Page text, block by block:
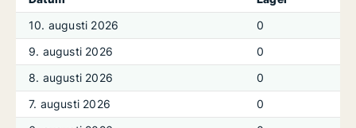
10. augusti 2026
0
9. augusti 2026
0
8. augusti 2026
0
7. augusti 2026
0